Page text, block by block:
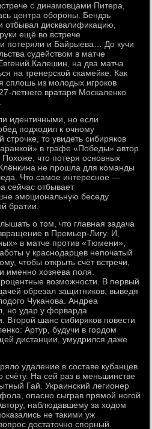
с динамовцами Питера,
центра обороны. Бендзь
отбывал дисквалификацию,
ещё во встрече
потеряли и Байрыева… До кучи
судейством в матче
Калешин, на два матча
на тренерской скамейке. Как
сплошь из молодых игроков
летнего вратаря Москаленко
идентичными, но если
подходил к очному
то увидеть сибиряков
в графе «Победы» автор
Похоже, что потеря основных
не прошла для команды
Что самое интересное —
сейчас отбывает
эмоциональную беседу
братии.
о том, что главная задача
в Премьер-Лигу. И,
в матче против «Тюмени»,
у краснодарцев непочатый
чтобы открыть счёт встречи,
именно хозяева поля.
возможности. В первый
обрезал защитников, выведя
Чуканова. Андреа
но удар у форварда
шанс сибиряков повести
Артур, будучи в гордом
дистанции, умудрился даже
удаление в составе кубанцев.
счёту. На сей раз в меньшинстве
Гай. Украинский легионер
опасно сыграв прямой ногой
наблюдавшему за ходом
не такими уж
достаточно спорный.